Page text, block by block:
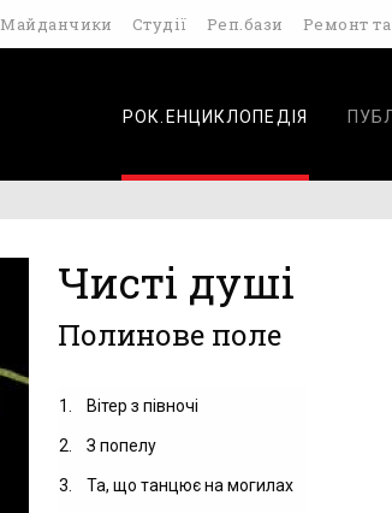
Майданчики Студії Реп.бази Ремонт
РОК.ЕНЦИКЛОПЕДІЯ
Чисті душі
Полинове поле
1. Вітер з півночі
2. З попелу
3. Та, що танцює на могилах